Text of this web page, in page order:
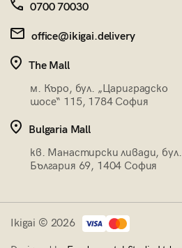
0700 70030
office@ikigai.delivery
The Mall
м. Къро, бул. „Цариградско
шосе“ 115, 1784 София
Bulgaria Mall
кв. Манастирски ливади, бул.
България 69, 1404 София
Ikigai © 2026